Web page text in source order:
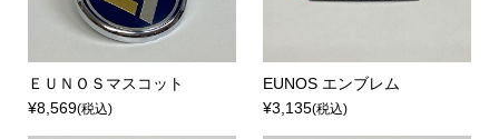
ＥＵＮＯＳマスコット
¥8,569(税込)
EUNOS エンブレム
¥3,135(税込)